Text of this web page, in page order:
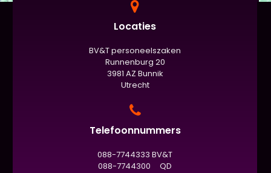
Locaties
BV&T personeelszaken
Runnenburg 20
3981 AZ Bunnik
Utrecht
Telefoonnummers
088-7744333 BV&T
088-7744300 QD